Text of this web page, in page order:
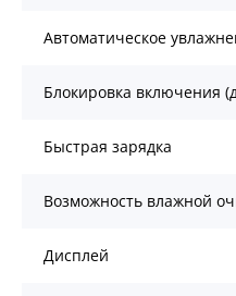
Автоматическое
Блокировка включения
Быстрая зарядка
Возможность влажной
Дисплей